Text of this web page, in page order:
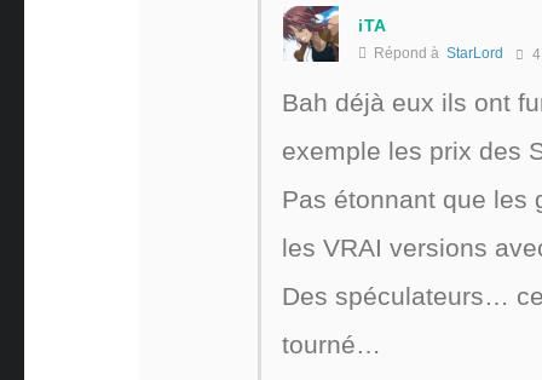
iTA
Répond à StarLord
Bah déjà eux ils ont
exemple les prix des
Pas étonnant que les
les VRAI versions
Des spéculateurs…
tourné…